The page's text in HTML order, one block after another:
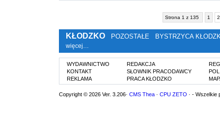
Strona 1 z 135 1 2
KŁODZKO POZOSTAŁE BYSTRZYCA
więcej…
WYDAWNICTWO
KONTAKT
REKLAMA
REDAKCJA
SŁOWNIK PRACODAWCY
PRACA KŁODZKO
Copyright © 2026 Ver. 3.206· CMS Thea · CPU ZETO · - Wszelkie